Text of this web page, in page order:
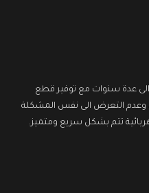
الى عدة سنوات مع توفير قطع
وعدم التعرض الى نفس المشكلة
تتم بشكل سريع ومتميز.